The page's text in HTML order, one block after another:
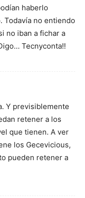
haberlo
Todavía no entiendo
no iban a fichar a
Tecnyconta!!
Y previsiblemente
retener a los
que tienen. A ver
los Gecevicious,
pueden retener a